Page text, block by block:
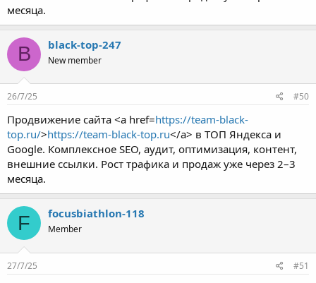
месяца.
B black-top-247
New member
26/7/25 #50
Продвижение сайта <a href=https://team-black-
top.ru/>https://team-black-top.ru</a> в ТОП Яндекса и
Google. Комплексное SEO, аудит, оптимизация, контент,
внешние ссылки. Рост трафика и продаж уже через 2–3
месяца.
F focusbiathlon-118
Member
27/7/25 #51